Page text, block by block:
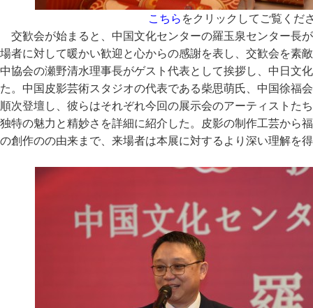
こちら をクリックしてご覧くだ
交歓会が始まると、中国文化センターの羅玉泉センター長
場者に対して暖かい歓迎と心からの感謝を表し、交歓会を素
中協会の瀬野清水理事長がゲスト代表として挨拶し、中日文
た。中国皮影芸術スタジオの代表である柴思萌氏、中国徐福
順次登壇し、彼らはそれぞれ今回の展示会のアーティストた
独特の魅力と精妙さを詳細に紹介した。皮影の制作工芸から
の創作のの由来まで、来場者は本展に対するより深い理解を